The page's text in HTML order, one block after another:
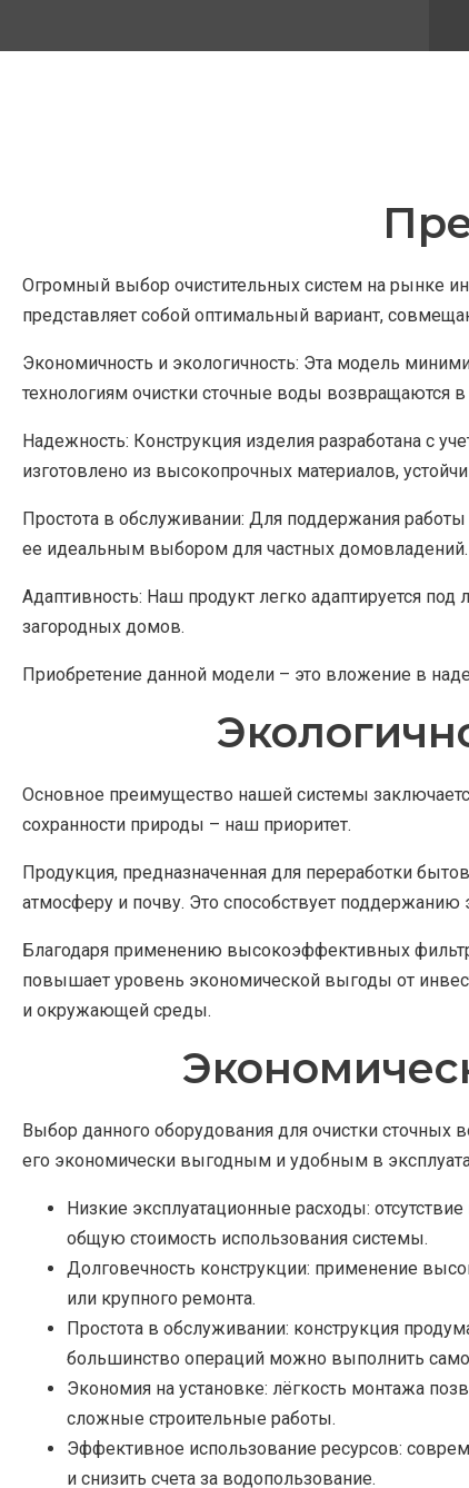
Огромный выбор очистительных систем на рынке
представляет собой оптимальный вариант,
Экономичность и экологичность: Эта модель
технологиям очистки сточные воды возвращаются
Надежность: Конструкция изделия разработана с
изготовлено из высокопрочных материалов,
Простота в обслуживании: Для поддержания
ее идеальным выбором для частных домовладений.
Адаптивность: Наш продукт легко адаптируется
загородных домов.
Приобретение данной модели – это вложение в
Основное преимущество нашей системы
сохранности природы – наш приоритет.
Продукция, предназначенная для переработки
атмосферу и почву. Это способствует
Благодаря применению высокоэффективных
повышает уровень экономической выгоды от
и окружающей среды.
Выбор данного оборудования для очистки
его экономически выгодным и удобным в
Низкие эксплуатационные расходы:
общую стоимость использования системы.
Долговечность конструкции: применение
или крупного ремонта.
Простота в обслуживании: конструкция
большинство операций можно выполнить
Экономия на установке: лёгкость монтажа
сложные строительные работы.
Эффективное использование ресурсов:
и снизить счета за водопользование.